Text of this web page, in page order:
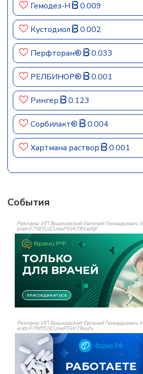
Гемодез-Н 0.009
Кустодиол 0.002
Перфторан® 0.033
РЕЛБИНОР® 0.001
Рингер 0.123
Сорбилакт® 0.004
Хартмана раствор 0.001
События
Реклама: ИП Вышковский Евгений
erid=F7NfYUJCUneP5W78VwNF
Реклама: ИП Вышковский Евгений
erid=F7NfYUJCUneP5W79xufv